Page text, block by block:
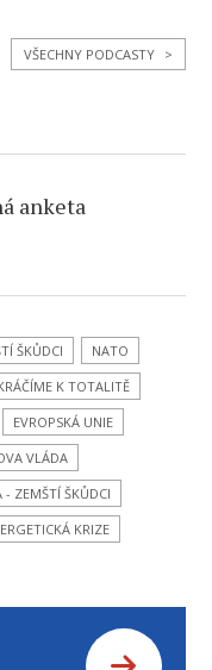
VŠECHNY PODCASTY >
anketa
ŠKŮDCI
NATO
K TOTALITĚ
EVROPSKÁ UNIE
VLÁDA
- ZEMŠTÍ ŠKŮDCI
KRIZE